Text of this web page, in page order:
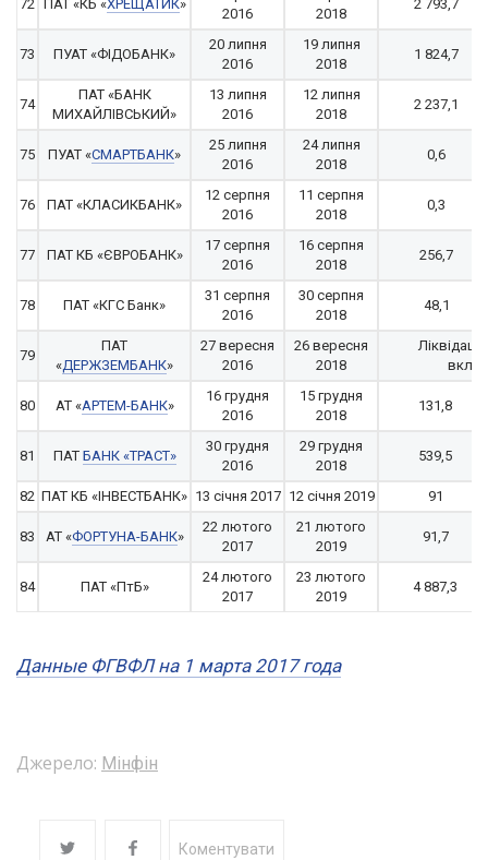
72 ПАТ «КБ «ХРЕЩАТИК»
2016
2018
2 793,7
73 ПУАТ «ФІДОБАНК»
20 липня
2016
19 липня
2018
1 824,7
74
ПАТ «БАНК
МИХАЙЛІВСЬКИЙ»
13 липня
2016
12 липня
2018
2 237,1
75 ПУАТ «СМАРТБАНК»
25 липня
2016
24 липня
2018
0,6
76 ПАТ «КЛАСИКБАНК»
12 серпня
2016
11 серпня
2018
0,3
77 ПАТ КБ «ЄВРОБАНК»
17 серпня
2016
16 серпня
2018
256,7
78 ПАТ «КГС Банк»
31 серпня
2016
30 серпня
2018
48,1
79
ПАТ
«ДЕРЖЗЕМБАНК»
27 вересня
2016
26 вересня
2018
80 АТ «АРТЕМ-БАНК»
16 грудня
2016
15 грудня
2018
131,8
81 ПАТ БАНК «ТРАСТ»
30 грудня
2016
29 грудня
2018
539,5
82 ПАТ КБ «ІНВЕСТБАНК» 13 січня 2017 12 січня 2019 91
83 АТ «ФОРТУНА-БАНК»
22 лютого
2017
21 лютого
2019
91,7
84 ПАТ «ПтБ»
24 лютого
2017
23 лютого
2019
4 887,3
Данные ФГВФЛ на 1 марта 2017 года
Джерело: Мінфін
Коментувати